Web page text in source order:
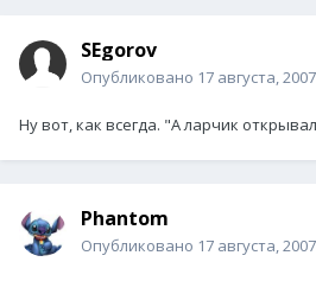
SEgorov
Опубликовано 17 августа, 2007
Ну вот, как всегда. "А ларчик
Phantom
Опубликовано 17 августа, 2007